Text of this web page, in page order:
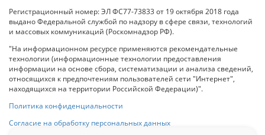
Регистрационный номер: ЭЛ ФС77-73833 от 19 октября 2018 года
выдано Федеральной службой по надзору в сфере связи, технологий
и массовых коммуникаций (Роскомнадзор РФ).
"На информационном ресурсе применяются рекомендательные
технологии (информационные технологии предоставления
информации на основе сбора, систематизации и анализа сведений,
относящихся к предпочтениям пользователей сети "Интернет",
находящихся на территории Российской Федерации)".
Политика конфиденциальности
Согласие на обработку персональных данных